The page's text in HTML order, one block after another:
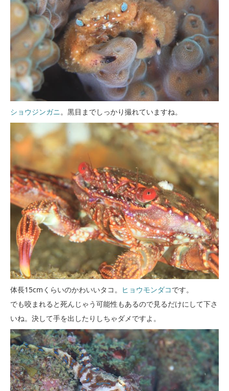
ショウジンガニ。黒目までしっかり撮れていますね。
体長15cmくらいのかわいいタコ。 ヒョウモンダコです。
でも咬まれると死んじゃう可能性もあるので見るだけにして下さ
いね。決して手を出したりしちゃダメですよ。